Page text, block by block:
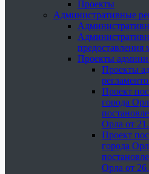
Проекты
Административные
Проекты
Проекты
Проект
города
Орла от
Проект
города
Орла от